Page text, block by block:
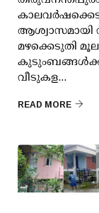
ആശ്വാസമായി
മഴക്കെടുതി
വീടുകള...
READ MORE